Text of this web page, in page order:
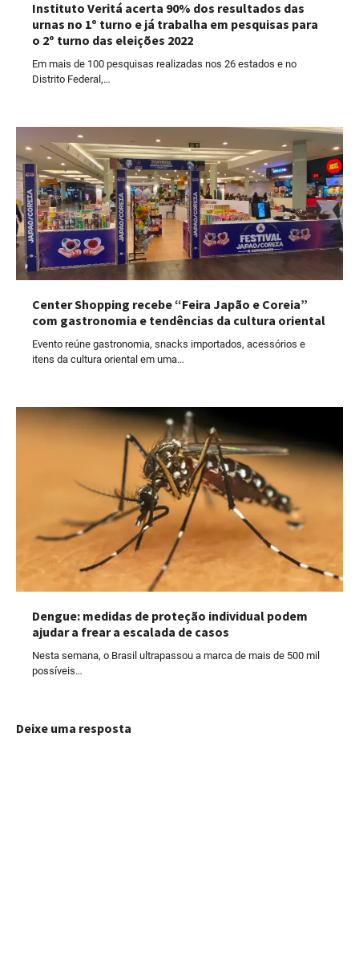
Instituto Veritá acerta 90% dos resultados das
urnas no 1º turno e já trabalha em pesquisas para
o 2º turno das eleições 2022
Em mais de 100 pesquisas realizadas nos 26 estados e no
Distrito Federal,…
Center Shopping recebe “Feira Japão e Coreia”
com gastronomia e tendências da cultura oriental
Evento reúne gastronomia, snacks importados, acessórios e
itens da cultura oriental em uma…
Dengue: medidas de proteção individual podem
ajudar a frear a escalada de casos
Nesta semana, o Brasil ultrapassou a marca de mais de 500 mil
possíveis…
Deixe uma resposta